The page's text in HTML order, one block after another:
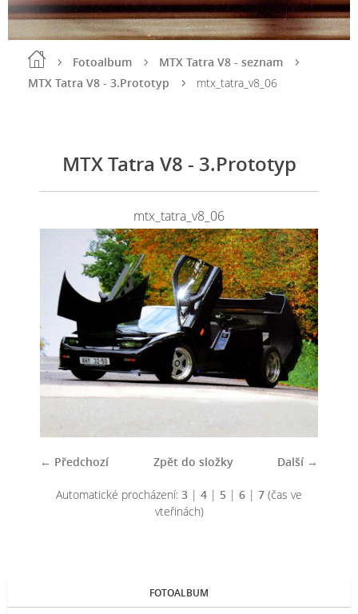
Fotoalbum
MTX Tatra V8 - seznam
MTX Tatra V8 - 3.Prototyp
mtx_tatra_v8_06
MTX Tatra V8 - 3.Prototyp
mtx_tatra_v8_06
← Předchozí Další →
Zpět do složky
Automatické procházení: 3 | 4 | 5 | 6 | 7 (čas ve
vteřinách)
FOTOALBUM